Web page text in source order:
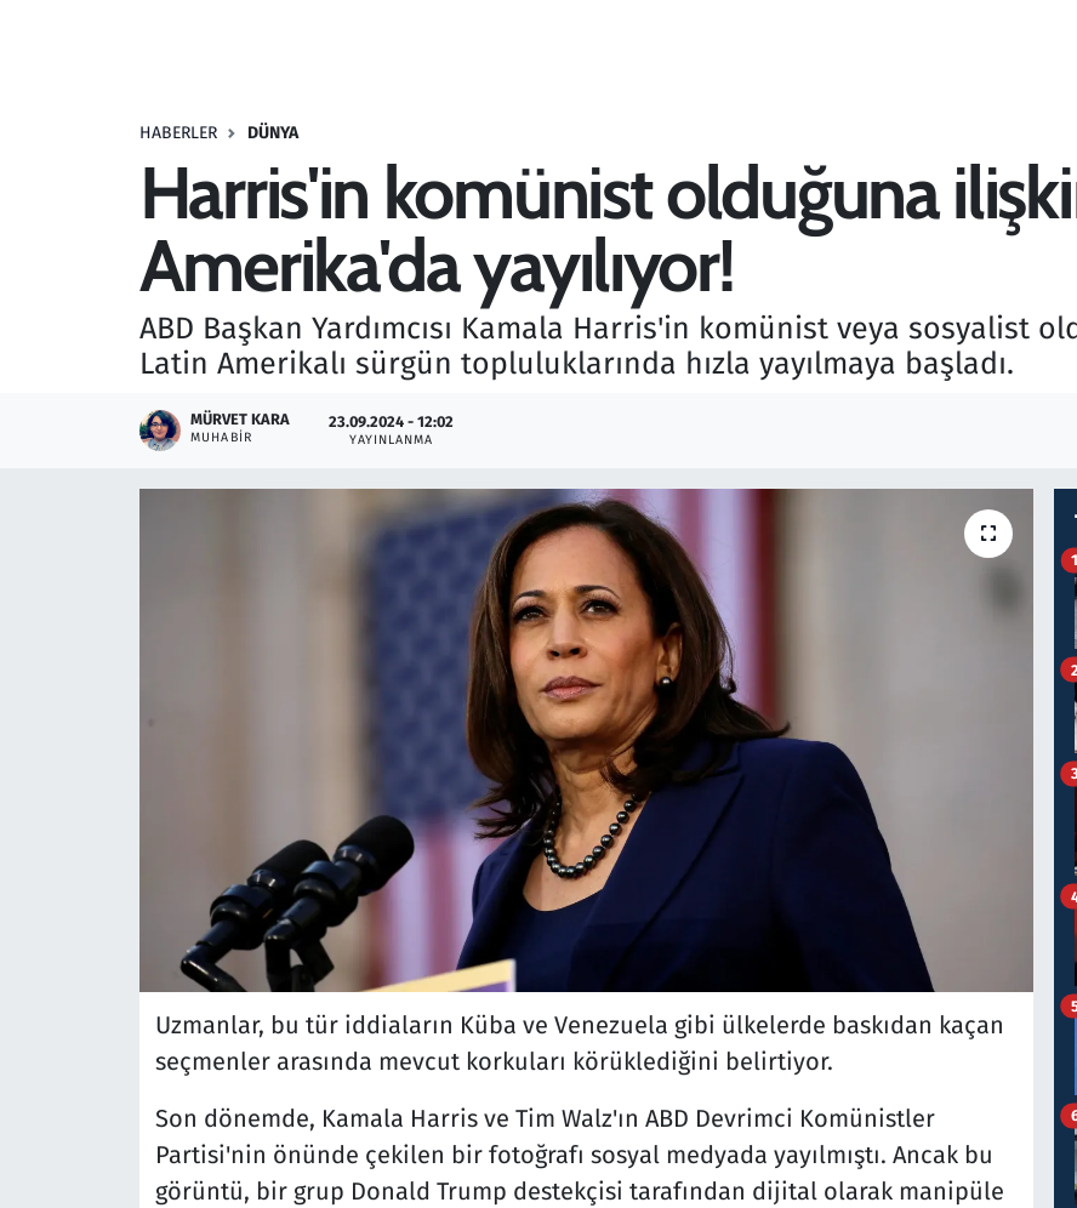
HABERLER DÜNYA
Harris'in komünist olduğuna
Amerika'da yayılıyor!
ABD Başkan Yardımcısı Kamala Harris'in komünist veya sosyalist
Latin Amerikalı sürgün topluluklarında hızla yayılmaya başladı.
MÜRVET KARA
MUHABIR
23.09.2024 - 12:02
YAYINLANMA
Uzmanlar, bu tür iddiaların Küba ve Venezuela gibi ülkelerde baskıdan kaçan
seçmenler arasında mevcut korkuları körüklediğini belirtiyor.
Son dönemde, Kamala Harris ve Tim Walz'ın ABD Devrimci Komünistler
Partisi'nin önünde çekilen bir fotoğrafı sosyal medyada yayılmıştı. Ancak bu
görüntü, bir grup Donald Trump destekçisi tarafından dijital olarak manipüle
1
2
Savunma Sanayi
Teknoloji ve Bilim
Televizyon